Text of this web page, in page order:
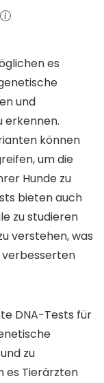
es
und
erkennen.
können
um die
Hunde zu
bieten auch
zu studieren
verstehen, was
verbesserten
DNA-Tests für
zu
es Tierärzten